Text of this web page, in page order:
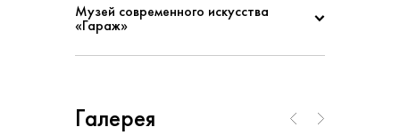
Музей современного искусства
«Гараж»
Галерея